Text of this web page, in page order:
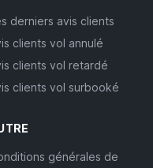
derniers avis clients
clients vol annulé
clients vol retardé
clients vol surbooké
générales de